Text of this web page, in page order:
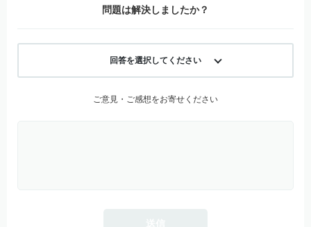
問題は解決しましたか？
回答を選択してください
ご意見・ご感想をお寄せください